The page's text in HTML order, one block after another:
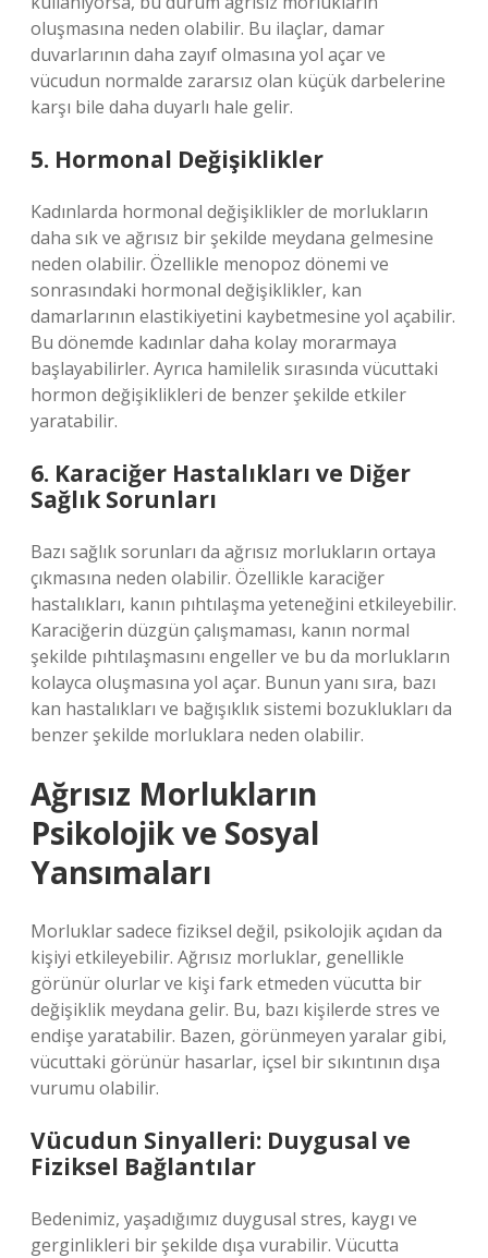
oluşmasına neden olabilir. Bu ilaçlar, damar
duvarlarının daha zayıf olmasına yol açar ve
vücudun normalde zararsız olan küçük darbelerine
karşı bile daha duyarlı hale gelir.
5. Hormonal Değişiklikler
Kadınlarda hormonal değişiklikler de morlukların
daha sık ve ağrısız bir şekilde meydana gelmesine
neden olabilir. Özellikle menopoz dönemi ve
sonrasındaki hormonal değişiklikler, kan
damarlarının elastikiyetini kaybetmesine yol açabilir.
Bu dönemde kadınlar daha kolay morarmaya
başlayabilirler. Ayrıca hamilelik sırasında vücuttaki
hormon değişiklikleri de benzer şekilde etkiler
yaratabilir.
6. Karaciğer Hastalıkları ve Diğer
Sağlık Sorunları
Bazı sağlık sorunları da ağrısız morlukların ortaya
çıkmasına neden olabilir. Özellikle karaciğer
hastalıkları, kanın pıhtılaşma yeteneğini etkileyebilir.
Karaciğerin düzgün çalışmaması, kanın normal
şekilde pıhtılaşmasını engeller ve bu da morlukların
kolayca oluşmasına yol açar. Bunun yanı sıra, bazı
kan hastalıkları ve bağışıklık sistemi bozuklukları da
benzer şekilde morluklara neden olabilir.
Ağrısız Morlukların
Psikolojik ve Sosyal
Yansımaları
Morluklar sadece fiziksel değil, psikolojik açıdan da
kişiyi etkileyebilir. Ağrısız morluklar, genellikle
görünür olurlar ve kişi fark etmeden vücutta bir
değişiklik meydana gelir. Bu, bazı kişilerde stres ve
endişe yaratabilir. Bazen, görünmeyen yaralar gibi,
vücuttaki görünür hasarlar, içsel bir sıkıntının dışa
vurumu olabilir.
Vücudun Sinyalleri: Duygusal ve
Fiziksel Bağlantılar
Bedenimiz, yaşadığımız duygusal stres, kaygı ve
gerginlikleri bir şekilde dışa vurabilir. Vücutta